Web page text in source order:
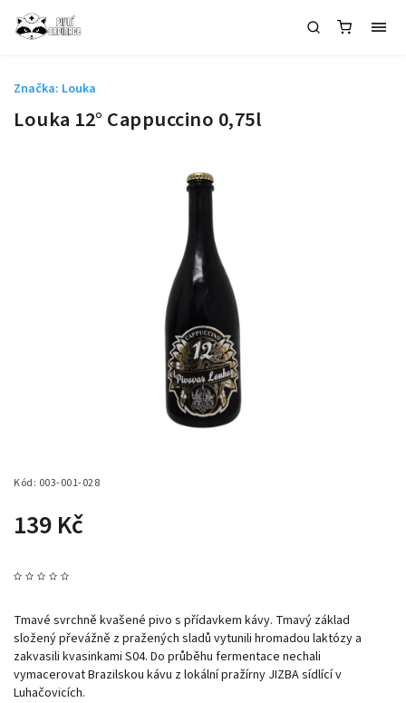
Louka 12° Cappuccino 0,75l
Kód: 003-001-028
139 Kč
Tmavé svrchně kvašené pivo s přídavkem kávy. Tmavý základ
složený převážně z pražených sladů vytunili hromadou laktózy a
zakvasili kvasinkami S04. Do průběhu fermentace nechali
vymacerovat Brazilskou kávu z lokální pražírny JIZBA sídlící v
Luhačovicích.
Značka: Louka